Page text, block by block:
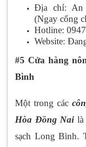
Địa chỉ: An
(Ngay cổng
Hotline:
Website:
#5 Cửa hàng
Bình
Một trong các
Hòa Đồng Nailà
sạch Long Bình.